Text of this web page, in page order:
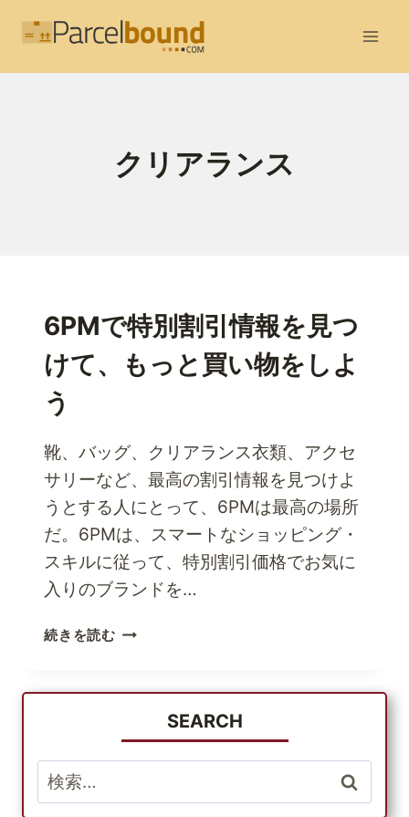
クリアランス
6PMで特別割引情報を見つ
けて、もっと買い物をしよ
う
靴、バッグ、クリアランス衣類、アクセ
サリーなど、最高の割引情報を見つけよ
うとする人にとって、6PMは最高の場所
だ。6PMは、スマートなショッピング・
スキルに従って、特別割引価格でお気に
入りのブランドを…
続きを読む6PM
別
引
情
を
SEARCH
検
索: